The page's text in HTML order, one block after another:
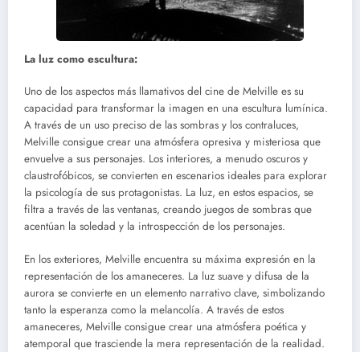
La luz como escultura:
Uno de los aspectos más llamativos del cine de Melville es su
capacidad para transformar la imagen en una escultura lumínica.
A través de un uso preciso de las sombras y los contraluces,
Melville consigue crear una atmósfera opresiva y misteriosa que
envuelve a sus personajes. Los interiores, a menudo oscuros y
claustrofóbicos, se convierten en escenarios ideales para explorar
la psicología de sus protagonistas. La luz, en estos espacios, se
filtra a través de las ventanas, creando juegos de sombras que
acentúan la soledad y la introspección de los personajes.
En los exteriores, Melville encuentra su máxima expresión en la
representación de los amaneceres. La luz suave y difusa de la
aurora se convierte en un elemento narrativo clave, simbolizando
tanto la esperanza como la melancolía. A través de estos
amaneceres, Melville consigue crear una atmósfera poética y
atemporal que trasciende la mera representación de la realidad.